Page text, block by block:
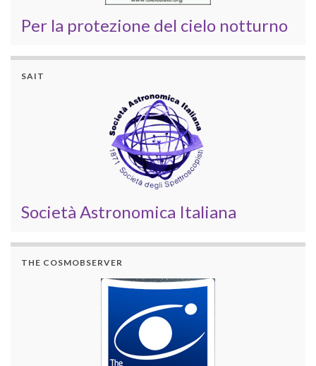
Per la protezione del cielo notturno
SAIT
Società Astronomica Italiana
THE COSMOBSERVER